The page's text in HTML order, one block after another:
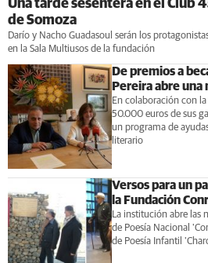
Una tarde sesentera en el Club
de Somoza
Darío y Nacho Guadasoul serán los
en la Sala Multiusos de la fundación
De premios a
Pereira abre
En colaboración con
50.000 euros de sus
un programa de
literario
Versos para un
la Fundación
La institución abre las
de Poesía Nacional
de Poesía Infantil